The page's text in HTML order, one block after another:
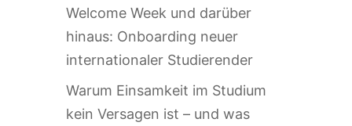
Welcome Week und darüber
hinaus: Onboarding neuer
internationaler Studierender
Warum Einsamkeit im Studium
kein Versagen ist – und was